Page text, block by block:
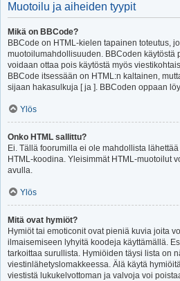
Muotoilu ja aiheiden tyypit
Mikä on BBCode?
BBCode on HTML-kielen tapainen toteutus,
muotoilumahdollisuuden. BBCoden käytöstä
voidaan ottaa pois käytöstä myös
BBCode itsessään on HTML:n kaltainen,
sijaan hakasulkuja [ ja ]. BBCoden oppaan
Ylös
Onko HTML sallittu?
Ei. Tällä foorumilla ei ole mahdollista
HTML-koodina. Yleisimmät HTML-muotoilut
avulla.
Ylös
Mitä ovat hymiöt?
Hymiöt tai emoticonit ovat pieniä kuvia joita
ilmaisemiseen lyhyitä koodeja käyttämällä.
tarkoittaa surullista. Hymiöiden täysi lista on
viestinlähetyslomakkeessa. Älä käytä
viestistä lukukelvottoman ja valvoja voi